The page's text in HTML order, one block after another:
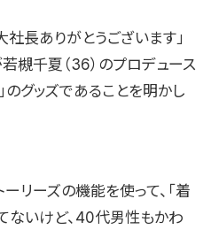
長ありがとうございます」
槻千夏（36）のプロデュース
のグッズであることを明かし
リーズの機能を使って、「着
ないけど、40代男性もかわ